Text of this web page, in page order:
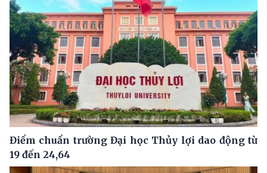
Điểm chuẩn trường Đại học Thủy lợi dao động từ
19 đến 24,64